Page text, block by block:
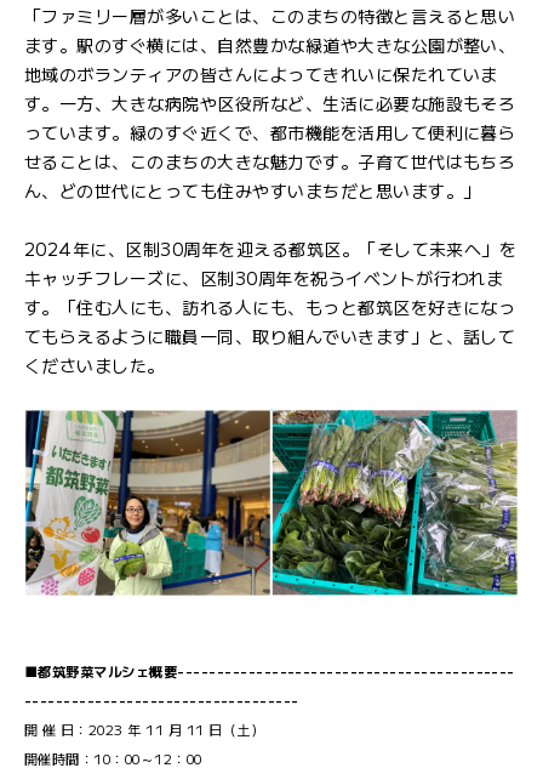
「ファミリー層が多いことは、このまちの特徴と言えると思い
ます。駅のすぐ横には、自然豊かな緑道や大きな公園が整い、
地域のボランティアの皆さんによってきれいに保たれていま
す。一方、大きな病院や区役所など、生活に必要な施設もそろ
っています。緑のすぐ近くで、都市機能を活用して便利に暮ら
せることは、このまちの大きな魅力です。子育て世代はもちろ
ん、どの世代にとっても住みやすいまちだと思います。」
2024年に、区制30周年を迎える都筑区。「そして未来へ」を
キャッチフレーズに、区制30周年を祝うイベントが行われま
す。「住む人にも、訪れる人にも、もっと都筑区を好きになっ
てもらえるように職員一同、取り組んでいきます」と、話して
くださいました。
■都筑野菜マルシェ概要-------------------------------------------
-----------------------------------
開 催 日：2023 年 11 月 11 日（土）
開催時間：10：00～12：00